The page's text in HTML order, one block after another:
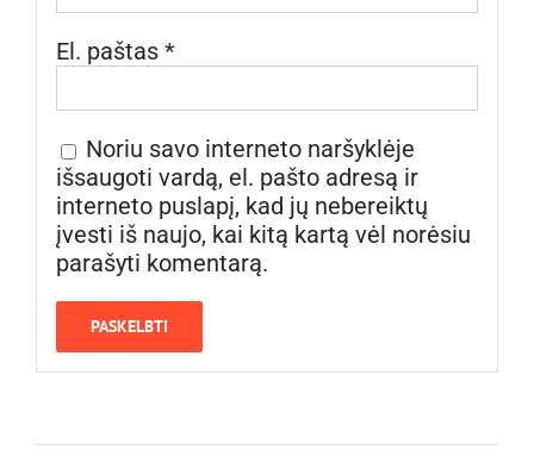
El. paštas *
Noriu savo interneto naršyklėje
išsaugoti vardą, el. pašto adresą ir
interneto puslapį, kad jų nebereiktų
įvesti iš naujo, kai kitą kartą vėl norėsiu
parašyti komentarą.